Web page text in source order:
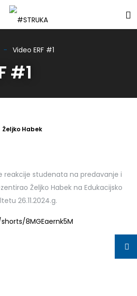
Video ERF #1
#1
Željko Habek
reakcije studenata na predavanje i
Željko Habek na Edukacijsko
26.11.2024.g.
8MGEaernk5M